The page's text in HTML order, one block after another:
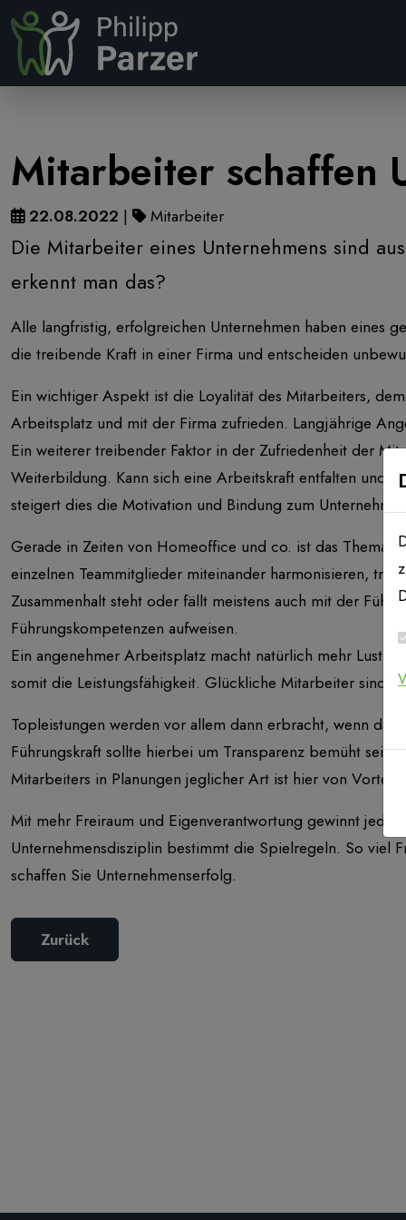
Mitarbeiter schaffen
22.08.2022 | Mitarbeiter
Die Mitarbeiter eines Unternehmens sind
erkennt man das?
Alle langfristig, erfolgreichen Unternehmen haben eines
die treibende Kraft in einer Firma und entscheiden
Ein wichtiger Aspekt ist die Loyalität des Mitarbeiters,
Arbeitsplatz und mit der Firma zufrieden. Langjährige
Ein weiterer treibender Faktor in der Zufriedenheit der
Weiterbildung. Kann sich eine Arbeitskraft entfalten und
steigert dies die Motivation und Bindung zum
Gerade in Zeiten von Homeoffice und co. ist das Thema
einzelnen Teammitglieder miteinander harmonisieren,
Zusammenhalt steht oder fällt meistens auch mit der
Führungskompetenzen aufweisen.
Ein angenehmer Arbeitsplatz macht natürlich mehr Lust
somit die Leistungsfähigkeit. Glückliche Mitarbeiter sind
Topleistungen werden vor allem dann erbracht, wenn
Führungskraft sollte hierbei um Transparenz bemüht
Mitarbeiters in Planungen jeglicher Art ist hier von Vorteil.
Mit mehr Freiraum und Eigenverantwortung gewinnt
Unternehmensdisziplin bestimmt die Spielregeln. So viel
schaffen Sie Unternehmenserfolg.
Zurück